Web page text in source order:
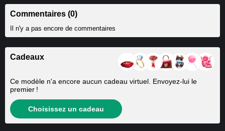
Commentaires (0)
Il n'y a pas encore de commentaires
Cadeaux
Ce modèle n'a encore aucun cadeau virtuel. Envoyez-lui le
premier !
Choisissez un cadeau